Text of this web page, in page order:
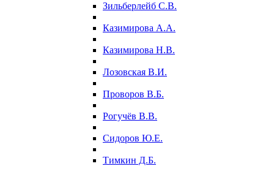
Зильберлейб С.В.
Казимирова А.А.
Казимирова Н.В.
Лозовская В.И.
Проворов В.Б.
Рогучёв В.В.
Сидоров Ю.Е.
Тимкин Д.Б.